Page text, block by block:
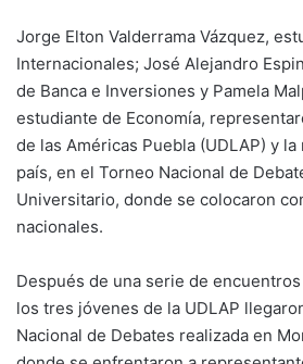
Jorge Elton Valderrama Vázquez,
Internacionales; José Alejandro
de Banca e Inversiones y Pamela
estudiante de Economía,
de las Américas Puebla (UDLAP) y
país, en el Torneo Nacional de
Universitario, donde se colocaron
nacionales.
Después de una serie de
los tres jóvenes de la UDLAP
Nacional de Debates realizada en